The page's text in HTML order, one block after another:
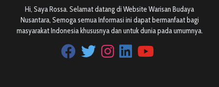
Hi, Saya Rossa. Selamat datang di Website Warisan Budaya
Nusantara, Semoga semua Informasi ini dapat bermanfaat bagi
masyarakat Indonesia khususnya dan untuk dunia pada umumnya.